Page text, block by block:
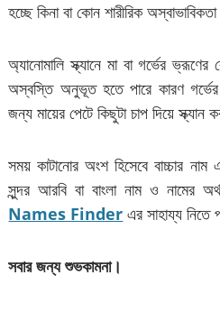
হচ্ছে কিনা বা কোন শারীরিক
অ্যানোমালি স্ক্যানে মা বা গর্ভের
অস্বস্তি অনুভূত হতে পারে কারণ গর্ভের
জন্য মায়ের পেটে কিছুটা চাপ দিয়ে স্ক্যান
সময় কাটানোর অংশ হিসেবে বাচ্চার
সুন্দর আরবি বা বাংলা নাম ও নামের
Names Finder এর সাহায্য নিতে
সবার জন্য শুভকামনা।